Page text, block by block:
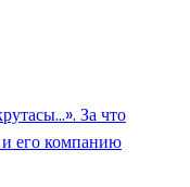
За что
его компанию